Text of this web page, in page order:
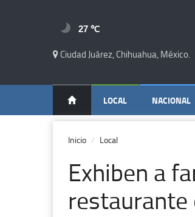
27 ℃
Ciudad Juárez, Chihuahua, México.
LOCAL NACIONAL
Inicio Local
Exhiben a
restaurante